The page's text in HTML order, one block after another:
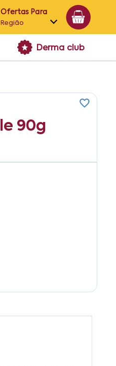
Ofertas Para
Região
Alagoas
Derma club
90g